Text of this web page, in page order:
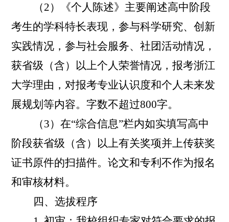
（2）《个人陈述》主要阐述高中阶段
考生的学科特长表现，参与科学研究、创新
实践情况，参与社会服务、社团活动情况，
获省级（含）以上个人荣誉情况，报考浙江
大学理由，对报考专业认识度和个人未来发
展规划等内容。字数不超过800字。
（3）在“综合信息”栏内如实填写高中
阶段获省级（含）以上有关奖项并上传获奖
证书原件的扫描件。论文和专利不作为报名
和审核材料。
四、选拔程序